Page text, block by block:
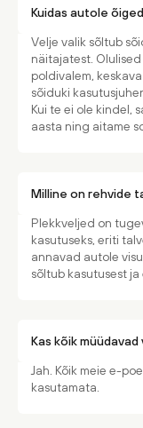
Kuidas autole
Velje valik sõltub
näitajatest.
poldivalem,
sõiduki
Kui te ei ole kindel,
aasta ning aitame
Milline on rehvide
Plekkveljed on
kasutuseks, eriti
annavad autole
sõltub kasutusest ja
Kas kõik
Jah. Kõik meie e-
kasutamata.